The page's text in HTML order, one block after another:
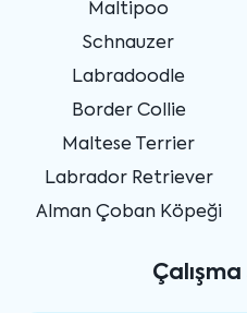
Maltipoo
Schnauzer
Labradoodle
Border Collie
Maltese Terrier
Labrador Retriever
Alman Çoban Köpeği